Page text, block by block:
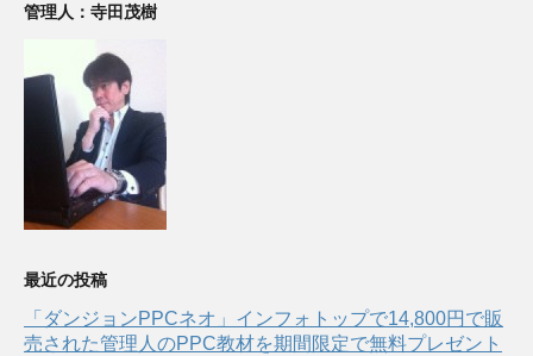
管理人：寺田茂樹
最近の投稿
「ダンジョンPPCネオ」インフォトップで14,800円で販
売された管理人のPPC教材を期間限定で無料プレゼント